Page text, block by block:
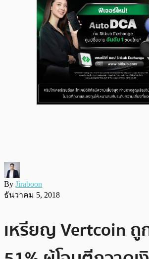
By Jiraboon
ธันวาคม 5, 2018
เหรียญ Vertcoin ถู